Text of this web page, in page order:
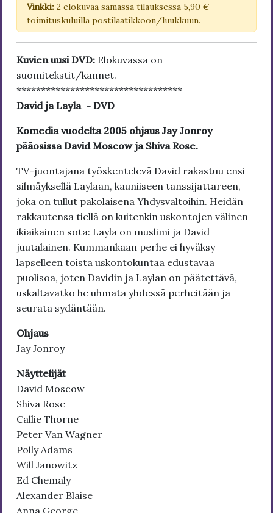
Vinkki: 2 elokuvaa samassa tilauksessa 5,90 €
toimituskuluilla postilaatikkoon/luukkuun.
Kuvien uusi DVD: Elokuvassa on
suomitekstit/kannet.
**********************************
David ja Layla - DVD
Komedia vuodelta 2005 ohjaus Jay Jonroy
pääosissa David Moscow ja Shiva Rose.
TV-juontajana työskentelevä David rakastuu ensi
silmäyksellä Laylaan, kauniiseen tanssijattareen,
joka on tullut pakolaisena Yhdysvaltoihin. Heidän
rakkautensa tiellä on kuitenkin uskontojen välinen
ikiaikainen sota: Layla on muslimi ja David
juutalainen. Kummankaan perhe ei hyväksy
lapselleen toista uskontokuntaa edustavaa
puolisoa, joten Davidin ja Laylan on päätettävä,
uskaltavatko he uhmata yhdessä perheitään ja
seurata sydäntään.
Ohjaus
Jay Jonroy
Näyttelijät
David Moscow
Shiva Rose
Callie Thorne
Peter Van Wagner
Polly Adams
Will Janowitz
Ed Chemaly
Alexander Blaise
Anna George